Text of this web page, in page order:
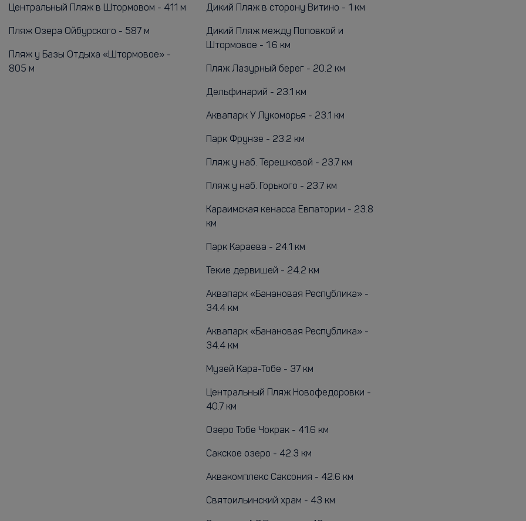
Центральный Пляж в Штормовом - 411 м
Пляж Озера Ойбурского - 587 м
Пляж у Базы Отдыха «Штормовое» -
805 м
Дикий Пляж в сторону Витино - 1 км
Дикий Пляж между Поповкой и
Штормовое - 1.6 км
Пляж Лазурный берег - 20.2 км
Дельфинарий - 23.1 км
Аквапарк У Лукоморья - 23.1 км
Парк Фрунзе - 23.2 км
Пляж у наб. Терешковой - 23.7 км
Пляж у наб. Горького - 23.7 км
Караимская кенасса Евпатории - 23.8
км
Парк Караева - 24.1 км
Текие дервишей - 24.2 км
Аквапарк «Банановая Республика» -
34.4 км
Аквапарк «Банановая Республика» -
34.4 км
Музей Кара-Тобе - 37 км
Центральный Пляж Новофедоровки -
40.7 км
Озеро Тобе Чокрак - 41.6 км
Сакское озеро - 42.3 км
Аквакомплекс Саксония - 42.6 км
Святоильинский храм - 43 км